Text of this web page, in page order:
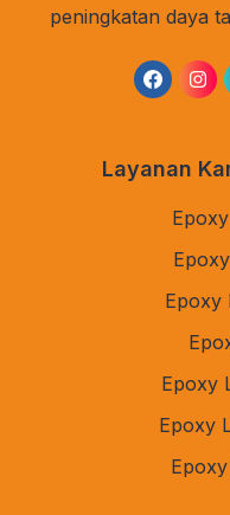
peningkatan daya
Layanan
Epoxy
Epoxy
Epoxy